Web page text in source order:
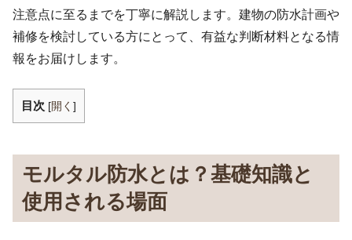
注意点に至るまでを丁寧に解説します。建物の防水計画や
補修を検討している方にとって、有益な判断材料となる情
報をお届けします。
目次 [開く ]
モルタル防水とは？基礎知識と
使用される場面